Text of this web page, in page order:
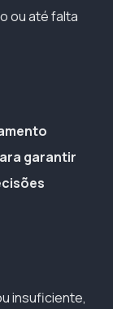
ou até falta
garantir
insuficiente,